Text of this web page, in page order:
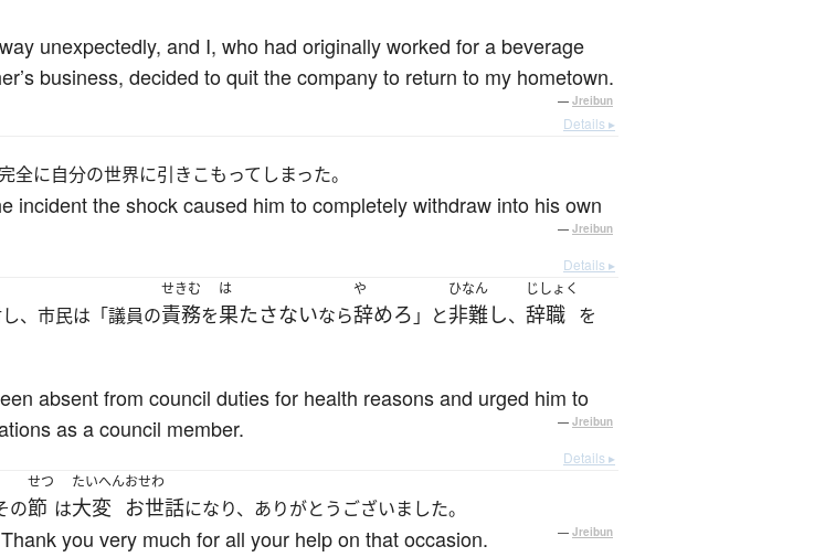
unexpectedly, and I, who had originally worked for a beverage
business, decided to quit the company to return to my hometown.
— Jreibun
Details ▸
全に自分の世界に引きこもってしまった。
incident the shock caused him to completely withdraw into his own
— Jreibun
Details ▸
、市民は「議員の
せきむ
責務を
は
果たさないなら
や
辞めろ 」と
ひなん
非難し、
じしょく
辞職 を
absent from council duties for health reasons and urged him to
as a council member.
— Jreibun
Details ▸
の
せつ
節 は
たいへん
大変
おせわ
お世話になり、ありがとうございました。
you very much for all your help on that occasion. — Jreibun